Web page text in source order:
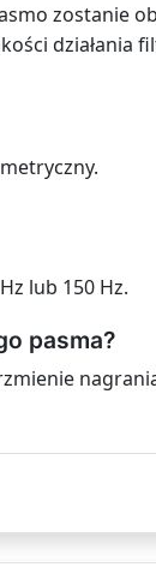
zostanie
działania
lub 150 Hz.
pasma?